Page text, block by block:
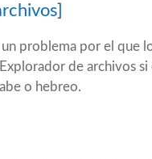
problema por el que
de archivos
o hebreo.